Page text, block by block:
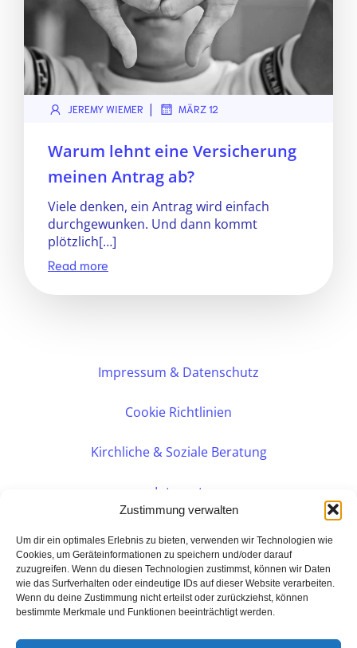
Zustimmung verwalten
Um dir ein optimales Erlebnis zu bieten, verwenden wir Technologien wie
Cookies, um Geräteinformationen zu speichern und/oder darauf
zuzugreifen. Wenn du diesen Technologien zustimmst, können wir Daten
wie das Surfverhalten oder eindeutige IDs auf dieser Website verarbeiten.
Wenn du deine Zustimmung nicht erteilst oder zurückziehst, können
bestimmte Merkmale und Funktionen beeinträchtigt werden.
JEREMY WIEMER | MÄRZ 12
Warum lehnt eine Versicherung
meinen Antrag ab?
Viele denken, ein Antrag wird einfach
durchgewunken. Und dann kommt
plötzlich[…]
Read more
Impressum & Datenschutz
Cookie Richtlinien
Kirchliche & Soziale Beratung
Intranet
PERSÖNLICHE BERATUNG
BarmeniaGothaer Agentur Rudolf